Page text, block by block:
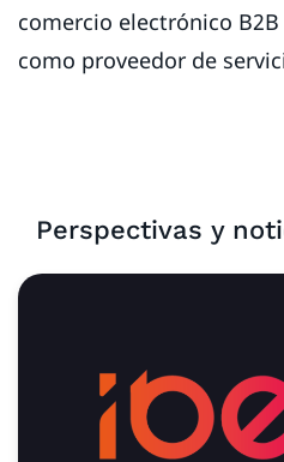
comercio electrónico
como proveedor de
Perspectivas y